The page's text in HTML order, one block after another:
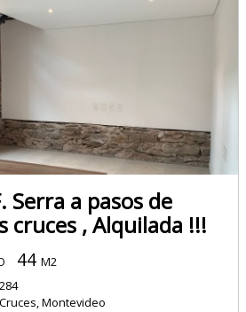
Serra a pasos de
cruces , Alquilada !!!
44 M2
Montevideo